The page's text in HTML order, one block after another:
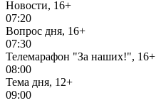
Новости, 16+
07:20
Вопрос дня, 16+
07:30
Телемарафон "За наших!", 16+
08:00
Тема дня, 12+
09:00